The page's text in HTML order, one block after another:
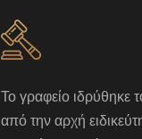
Το γραφείο ιδρύθηκε
από την αρχή